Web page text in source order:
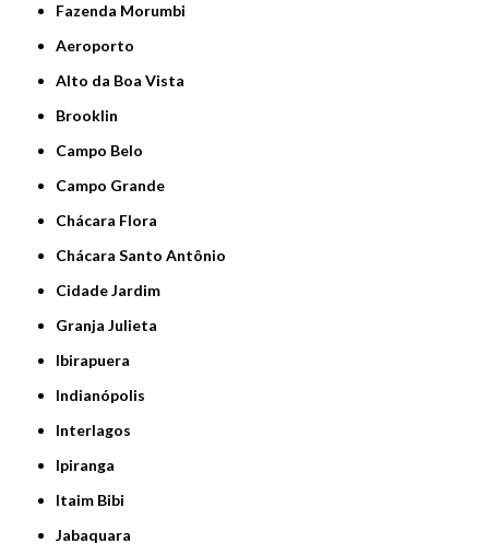
Fazenda Morumbi
Aeroporto
Alto da Boa Vista
Brooklin
Campo Belo
Campo Grande
Chácara Flora
Chácara Santo Antônio
Cidade Jardim
Granja Julieta
Ibirapuera
Indianópolis
Interlagos
Ipiranga
Itaim Bibi
Jabaquara